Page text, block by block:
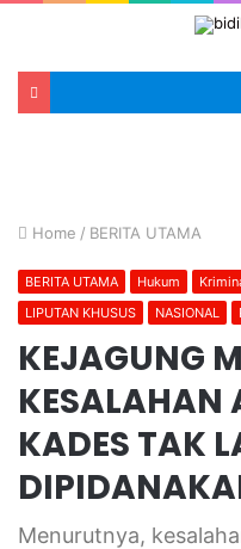
Home / BERITA UTAMA
BERITA UTAMA Hukum
LIPUTAN KHUSUS
NASIONAL
KEJAGUNG
KESALAHAN
KADES TAK
Menurutnya,